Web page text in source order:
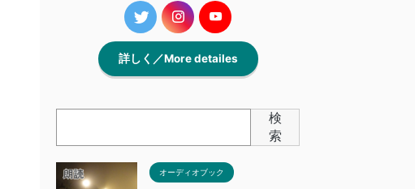
詳しく／More detailes
検
索
オーディオブック